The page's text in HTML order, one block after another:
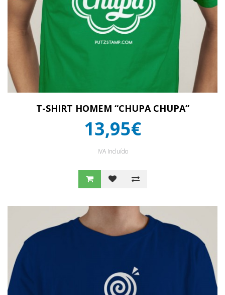
T-SHIRT HOMEM “CHUPA CHUPA”
13,95€
IVA Incluído